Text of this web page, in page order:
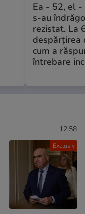
Ea - 52, el -
s-au
rezistat. La
despărțirea
cum a
întrebare
Exclusiv
12:58